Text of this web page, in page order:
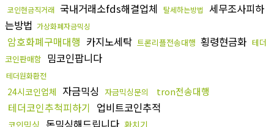
코인현금직거래 국내거래소fds해결업체 탈세하는방법
세무조사피하
는방법 가상화폐자금믹싱
암호화폐구매대행 카지노세탁 트론리플전송대행 횡령현금화 테더
코인판매함 밈코인팝니다
테더원화환전
24시코인업체 자금믹싱 자금믹싱문의 tron전송대행
테더코인추척피하기 업비트코인추적
코인믹싱 돈믹싱해드립니다 환치기